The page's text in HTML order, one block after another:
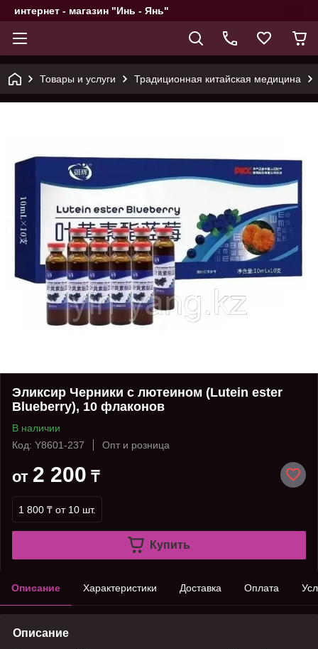
интернет - магазин "Инь - Янь"
Товары и услуги Традиционная китайская медицина
Эликсир Черники с лютеином (Lutein ester
Blueberry), 10 флаконов
В наличии
Код: Y8601-237
Опт и розница
от 2 200 ₸
1 800 ₸ от 10 шт.
Купить
Описание Характеристики Доставка Оплата
Описание